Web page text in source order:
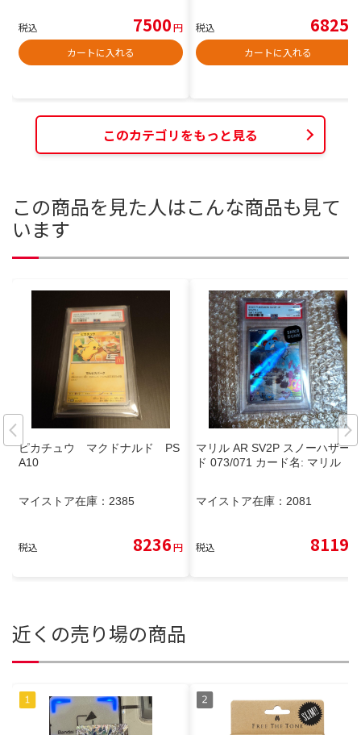
税込 7500円
カートに入れる
税込 6825
カートに入れる
このカテゴリをもっと見る
この商品を見た人はこんな商品も見て
います
ピカチュウ マクドナルド PS
A10
マイストア在庫： 2385
税込 8236円
マリル AR SV2P スノーハザー
ド 073/071 カード名: マリル
マイストア在庫： 2081
税込 8119
近くの売り場の商品